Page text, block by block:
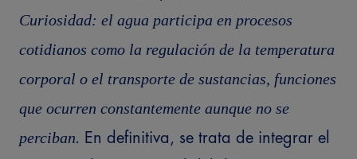
Curiosidad: el agua participa en procesos
cotidianos como la regulación de la temperatura
corporal o el transporte de sustancias, funciones
que ocurren constantemente aunque no se
perciban. En definitiva, se trata de integrar el